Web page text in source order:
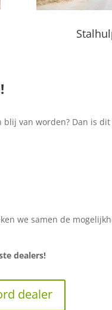
van worden? Dan is
we samen de
dealers!
dealer